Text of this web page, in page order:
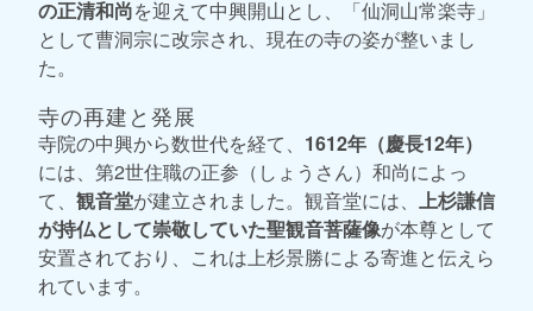
の正清和尚を迎えて中興開山とし、「仙洞山常楽寺」
として曹洞宗に改宗され、現在の寺の姿が整いまし
た。
寺の再建と発展
寺院の中興から数世代を経て、 1612年（慶長12年）
には、第2世住職の正参（しょうさん）和尚によっ
て、 観音堂が建立されました。観音堂には、 上杉謙信
が持仏として崇敬していた聖観音菩薩像が本尊として
安置されており、これは上杉景勝による寄進と伝えら
れています。